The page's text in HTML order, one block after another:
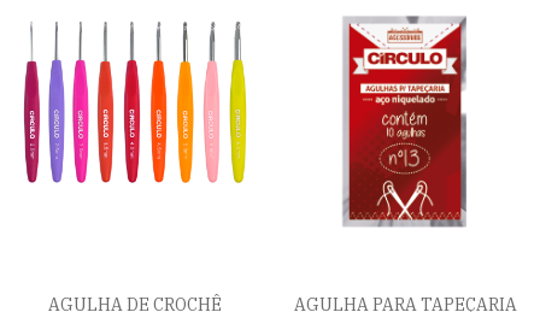
AGULHA DE CROCHÊ AGULHA PARA TAPEÇARIA